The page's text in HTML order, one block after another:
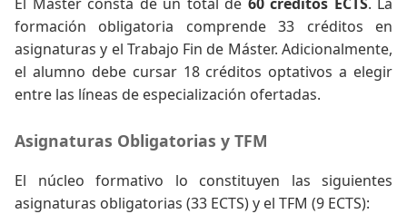
formación obligatoria comprende 33 créditos en
asignaturas y el Trabajo Fin de Máster. Adicionalmente,
el alumno debe cursar 18 créditos optativos a elegir
entre las líneas de especialización ofertadas.
Asignaturas Obligatorias y TFM
El núcleo formativo lo constituyen las siguientes
asignaturas obligatorias (33 ECTS) y el TFM (9 ECTS):